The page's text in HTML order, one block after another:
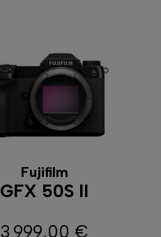
Fujifilm
GFX 50S II
3 999,00 €